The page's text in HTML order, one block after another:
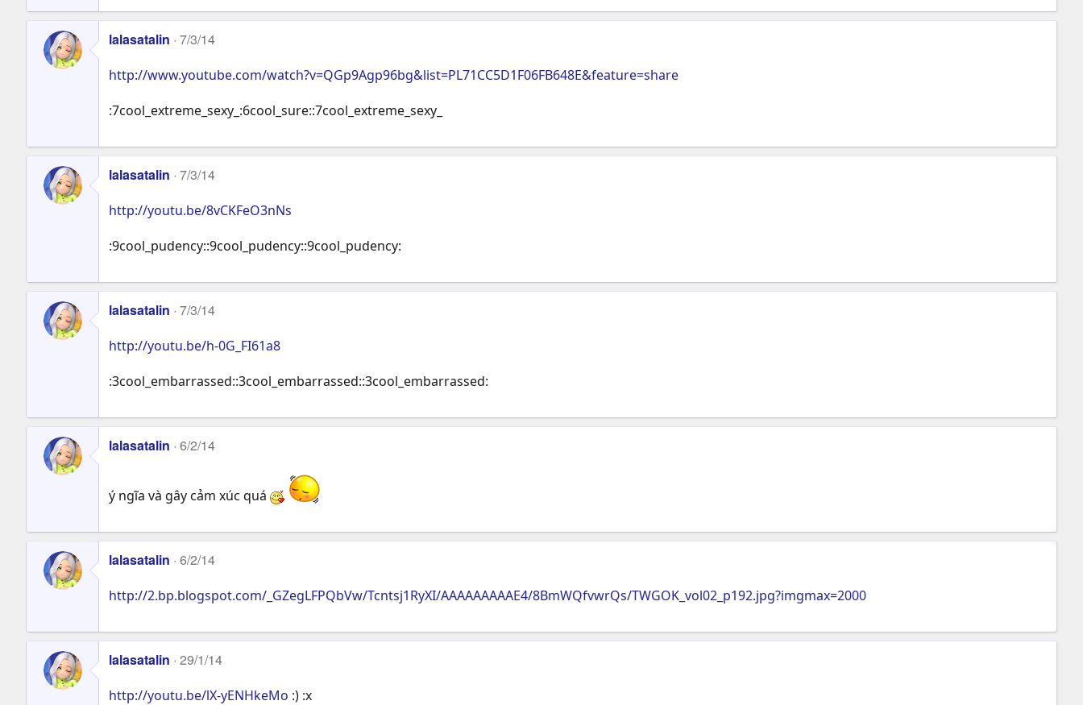
lalasatalin 7/3/14
http://www.youtube.com/watch?v=QGp9Agp96bg&list=PL71CC5D1F06FB648E&feature=share
:7cool_extreme_sexy_:6cool_sure::7cool_extreme_sexy_
lalasatalin 7/3/14
http://youtu.be/8vCKFeO3nNs
:9cool_pudency::9cool_pudency::9cool_pudency:
lalasatalin 7/3/14
http://youtu.be/h-0G_FI61a8
:3cool_embarrassed::3cool_embarrassed::3cool_embarrassed:
lalasatalin 6/2/14
ý ngĩa và gây cảm xúc quá
lalasatalin 6/2/14
http://2.bp.blogspot.com/_GZegLFPQbVw/Tcntsj1RyXI/AAAAAAAAAE4/8BmWQfvwrQs/TWGOK_vol02_p192.jpg?imgmax=2000
lalasatalin 29/1/14
http://youtu.be/lX-yENHkeMo :) :x